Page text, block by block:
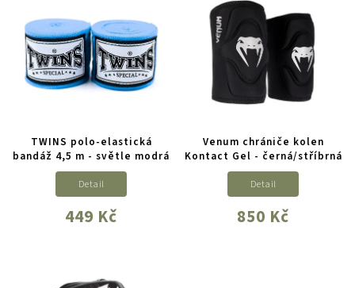
TWINS polo-elastická
bandáž 4,5 m - světle modrá
449 Kč
Detail
Venum chrániče kolen
Kontact Gel - černá/stříbrná
850 Kč
Detail